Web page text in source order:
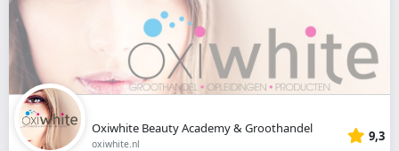
Oxiwhite Beauty Academy & Groothandel
oxiwhite.nl 9,3